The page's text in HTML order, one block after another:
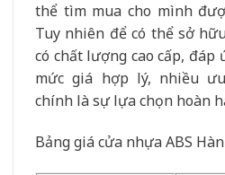
thể tìm mua cho mình
Tuy nhiên để có thể sở
có chất lượng cao cấp, đáp
mức giá hợp lý, nhiều
chính là sự lựa chọn hoàn
Bảng giá cửa nhựa ABS